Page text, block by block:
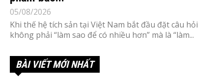
05/08/2026
Khi thế hệ tích sản tại Việt Nam bắt đầu đặt câu hỏi
không phải “làm sao để có nhiều hơn” mà là “làm...
BÀI VIẾT MỚI NHẤT